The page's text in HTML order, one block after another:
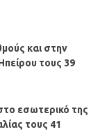
και στην
τους 39
εσωτερικό της
τους 41